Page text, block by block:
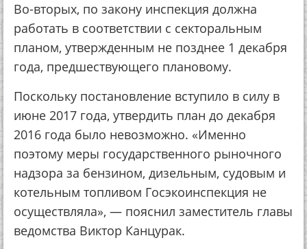
Во-вторых, по закону инспекция должна
работать в соответствии с секторальным
планом, утвержденным не позднее 1 декабря
года, предшествующего плановому.
Поскольку постановление вступило в силу в
июне 2017 года, утвердить план до декабря
2016 года было невозможно. «Именно
поэтому меры государственного рыночного
надзора за бензином, дизельным, судовым и
котельным топливом Госэкоинспекция не
осуществляла», — пояснил заместитель главы
ведомства Виктор Канцурак.